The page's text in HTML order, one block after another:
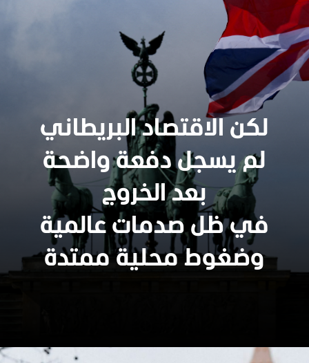
لكن الاقتصاد البريطاني
لم يسجل دفعة واضحة
بعد الخروج
في ظل صدمات عالمية
وضغوط محلية ممتدة